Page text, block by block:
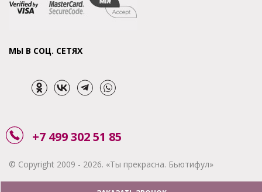
МЫ В СОЦ. СЕТЯХ
+7 499 302 51 85
© Copyright 2009 - 2026. «Ты прекрасна. Бьютифул»